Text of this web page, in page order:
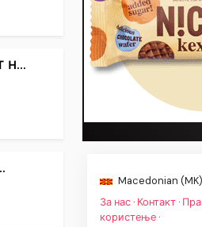
Macedonian (MK)
За нас · Контакт ·
користење ·